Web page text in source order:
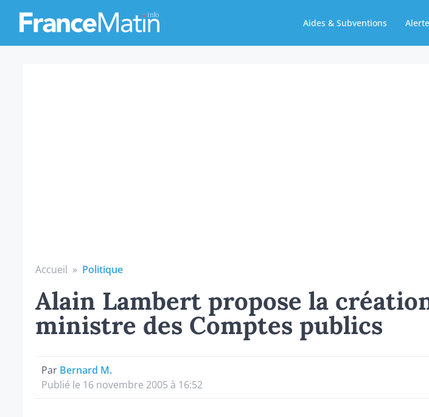
Aides & Subventions
Accueil » Politique
Alain Lambert propose la
ministre des Comptes publics
Par Bernard M.
Publié le 16 novembre 2005 à 16:52